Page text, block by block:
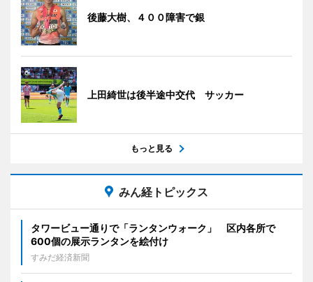
後藤大樹、４００障害で銀
上田綺世は後半途中交代 サッカー
もっと見る
みん経トピックス
タワービュー通りで「ランタンウォーク」 区内各所で
600個の展示ランタンを絵付け
すみだ経済新聞